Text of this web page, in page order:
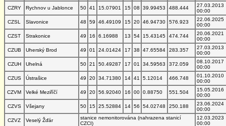
CZRY
Rychnov u Jablonce 50 41 15.07901 15 08 39.99453 488.444
27.03.2013
00:00
CZSL
Slavonice 48 59 46.49109 15 20 46.94730 576.923
22.06.2025
00:00
CZST
Strakonice 49 16 6.16988 13 54 15.43145 474.744
20.06.2021
00:00
CZUB
Uherský Brod 49 01 24.01424 17 38 47.65584 283.357
27.03.2013
00:00
CZUH
Uhelná 50 21 50.49287 17 01 34.59563 372.059
08.10.2017
00:00
CZUS
Ústrašice 49 20 34.71380 14 41 5.12014 466.748
01.10.2010
00:00
CZVM
Velké Meziříčí 49 20 56.92040 16 00 0.88750 551.504
15.05.2016
00:00
CZVS
Všejany 50 15 25.52884 14 56 54.02748 250.188
23.06.2024
00:00
CZVZ
Veselý Žďár
stanice nemonitorována (nahrazena stanicí
CZCI)
12.03.2023
00:00